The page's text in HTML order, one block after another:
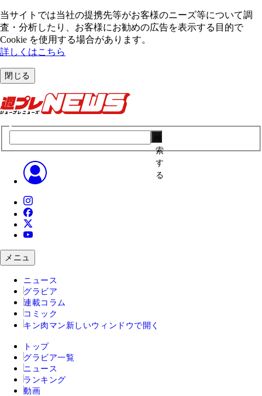
当サイトでは当社の提携先等がお客様のニーズ等について調
査・分析したり、お客様にお勧めの広告を表⽰する⽬的で
Cookie を使⽤する場合があります。
詳しくはこちら
閉じる
索
す
る
メニュ
ニュース
グラビア
連載コラム
コミック
キン肉マン 新しいウィンドウで開く
トップ
グラビア一覧
ニュース
ランキング
動画